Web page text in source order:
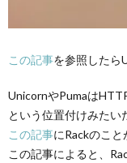
この記事を参照したら
UnicornやPumaは
という位置付けみたい
この記事にRackのこと
この記事によると、